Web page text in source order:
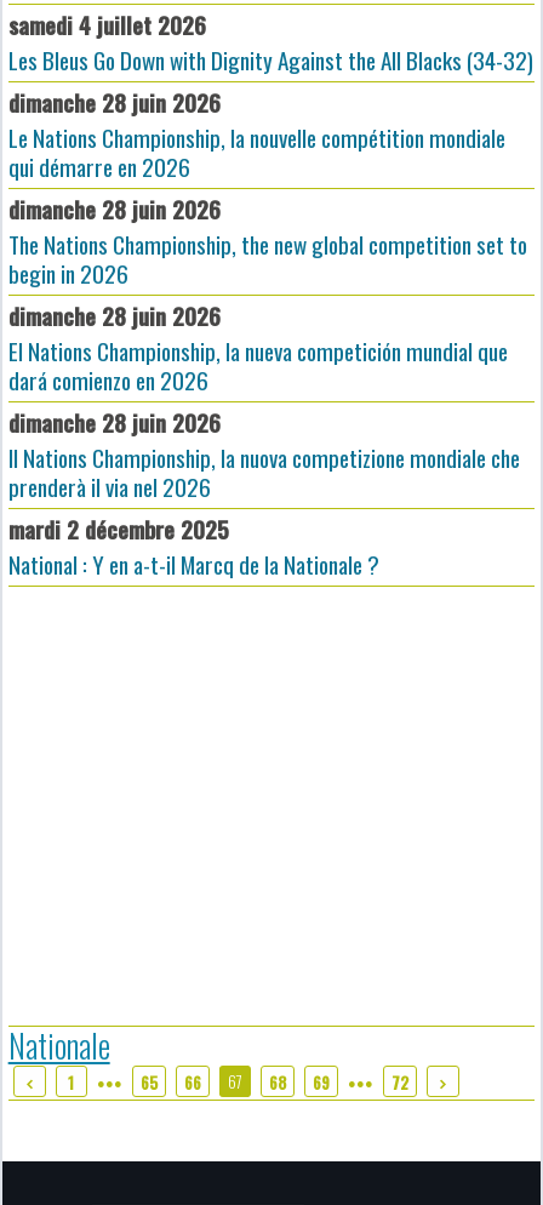
samedi 4 juillet 2026
Les Bleus Go Down with Dignity Against the All Blacks (34-32)
dimanche 28 juin 2026
Le Nations Championship, la nouvelle compétition mondiale
qui démarre en 2026
dimanche 28 juin 2026
The Nations Championship, the new global competition set to
begin in 2026
dimanche 28 juin 2026
El Nations Championship, la nueva competición mundial que
dará comienzo en 2026
dimanche 28 juin 2026
Il Nations Championship, la nuova competizione mondiale che
prenderà il via nel 2026
mardi 2 décembre 2025
National : Y en a-t-il Marcq de la Nationale ?
Nationale
1 ●●● 65 66 67 68 69 ●●● 72